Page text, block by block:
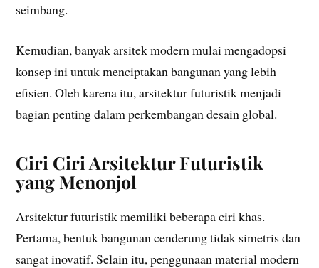
seimbang.
Kemudian, banyak arsitek modern mulai mengadopsi
konsep ini untuk menciptakan bangunan yang lebih
efisien. Oleh karena itu, arsitektur futuristik menjadi
bagian penting dalam perkembangan desain global.
Ciri Ciri Arsitektur Futuristik
yang Menonjol
Arsitektur futuristik memiliki beberapa ciri khas.
Pertama, bentuk bangunan cenderung tidak simetris dan
sangat inovatif. Selain itu, penggunaan material modern